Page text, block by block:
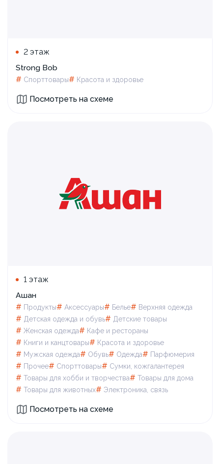
2 этаж
Strong Bob
# Спорттовары# Красота и здоровье
Посмотреть на схеме
1 этаж
Ашан
# Продукты# Аксессуары# Белье# Верхняя одежда
# Детская одежда и обувь# Детские товары
# Женская одежда# Кафе и рестораны
# Книги и канцтовары# Красота и здоровье
# Мужская одежда# Обувь# Одежда# Парфюмерия
# Прочее# Спорттовары# Сумки, кожгалантерея
# Товары для xобби и творчества# Товары для дома
# Товары для животных# Электроника, связь
Посмотреть на схеме